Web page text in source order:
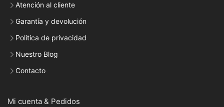
Atención al cliente
Garantía y devolución
Política de privacidad
Nuestro Blog
Contacto
Mi cuenta & Pedidos